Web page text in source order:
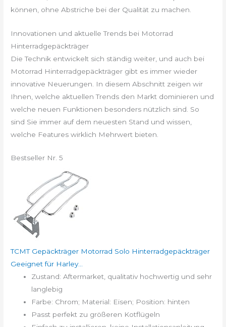
können, ohne Abstriche bei der Qualität zu machen.
Innovationen und aktuelle Trends bei Motorrad
Hinterradgepäckträger
Die Technik entwickelt sich ständig weiter, und auch bei
Motorrad Hinterradgepäckträger gibt es immer wieder
innovative Neuerungen. In diesem Abschnitt zeigen wir
Ihnen, welche aktuellen Trends den Markt dominieren und
welche neuen Funktionen besonders nützlich sind. So
sind Sie immer auf dem neuesten Stand und wissen,
welche Features wirklich Mehrwert bieten.
Bestseller Nr. 5
TCMT Gepäckträger Motorrad Solo Hinterradgepäckträger
Geeignet für Harley...
Zustand: Aftermarket, qualitativ hochwertig und sehr
langlebig
Farbe: Chrom; Material: Eisen; Position: hinten
Passt perfekt zu größeren Kotflügeln